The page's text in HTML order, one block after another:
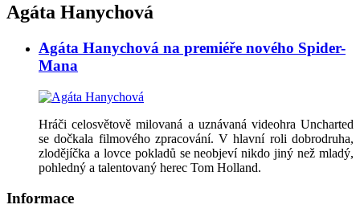
Agáta Hanychová
Agáta Hanychová na premiéře nového Spider-
Mana
Hráči celosvětově milovaná a uznávaná videohra Uncharted
se dočkala filmového zpracování. V hlavní roli dobrodruha,
zlodějíčka a lovce pokladů se neobjeví nikdo jiný než mladý,
pohledný a talentovaný herec Tom Holland.
Informace